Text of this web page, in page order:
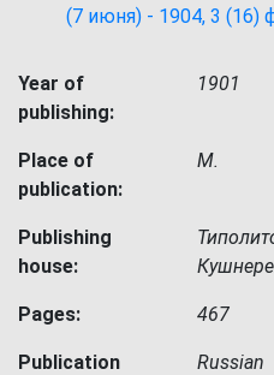
(7 июня) - 1904, 3 (16)
Year of
publishing:
1901
Place of
publication:
М.
Publishing
house:
Pages: 467
Publication
Russian